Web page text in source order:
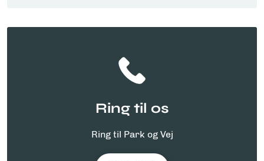
Ring til os
Ring til Park og Vej